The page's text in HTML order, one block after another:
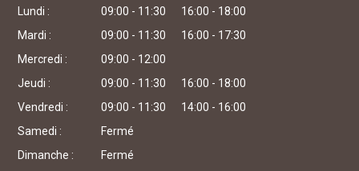
Lundi : 09:00 - 11:30
16:00 - 18:00
Mardi :
09:00 - 11:30
16:00 - 17:30
Mercredi :
09:00 - 12:00
Jeudi :
09:00 - 11:30
16:00 - 18:00
Vendredi :
09:00 - 11:30
14:00 - 16:00
Samedi :
Fermé
Dimanche :
Fermé